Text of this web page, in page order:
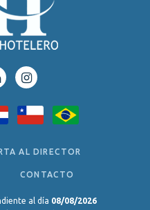
AL DIRECTOR
CONTACTO
al día 08/08/2026